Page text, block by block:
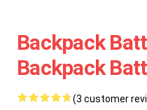
Backpack
Backpack
(3 customer